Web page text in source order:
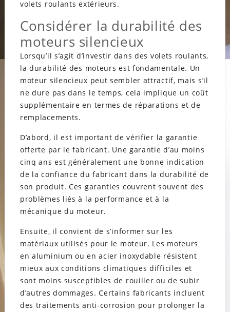
volets roulants extérieurs.
Considérer la durabilité des
moteurs silencieux
Lorsqu’il s’agit d’investir dans des volets roulants,
la durabilité des moteurs est fondamentale. Un
moteur silencieux peut sembler attractif, mais s’il
ne dure pas dans le temps, cela implique un coût
supplémentaire en termes de réparations et de
remplacements.
D’abord, il est important de vérifier la garantie
offerte par le fabricant. Une garantie d’au moins
cinq ans est généralement une bonne indication
de la confiance du fabricant dans la durabilité de
son produit. Ces garanties couvrent souvent des
problèmes liés à la performance et à la
mécanique du moteur.
Ensuite, il convient de s’informer sur les
matériaux utilisés pour le moteur. Les moteurs
en aluminium ou en acier inoxydable résistent
mieux aux conditions climatiques difficiles et
sont moins susceptibles de rouiller ou de subir
d’autres dommages. Certains fabricants incluent
des traitements anti-corrosion pour prolonger la